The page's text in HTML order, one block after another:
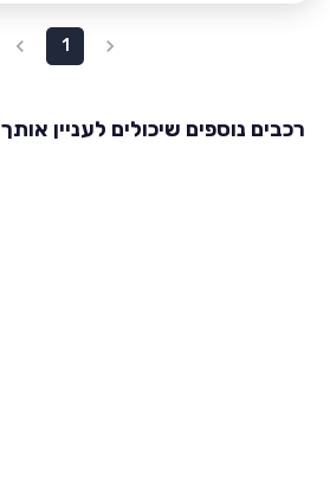
1
רכבים נוספים שיכולים לעניין אותך